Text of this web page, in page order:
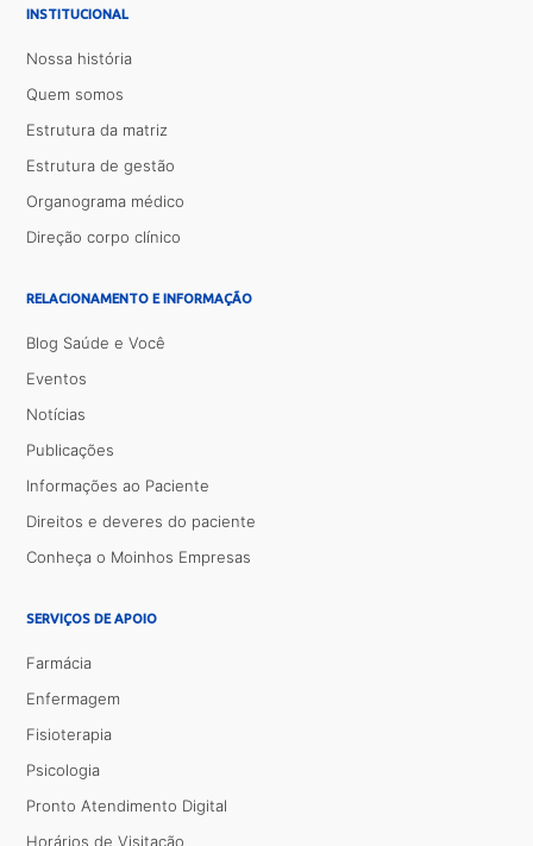
INSTITUCIONAL
Nossa história
Quem somos
Estrutura da matriz
Estrutura de gestão
Organograma médico
Direção corpo clínico
RELACIONAMENTO E INFORMAÇÃO
Blog Saúde e Você
Eventos
Notícias
Publicações
Informações ao Paciente
Direitos e deveres do paciente
Conheça o Moinhos Empresas
SERVIÇOS DE APOIO
Farmácia
Enfermagem
Fisioterapia
Psicologia
Pronto Atendimento Digital
Horários de Visitação